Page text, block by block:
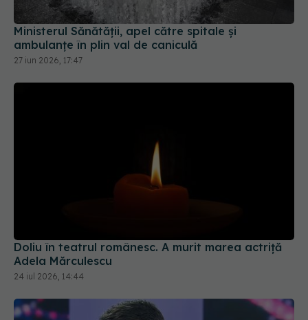
Ministerul Sănătății, apel către spitale și
ambulanțe în plin val de caniculă
27 iun 2026, 17:47
Doliu în teatrul românesc. A murit marea actriță
Adela Mărculescu
24 iul 2026, 14:44